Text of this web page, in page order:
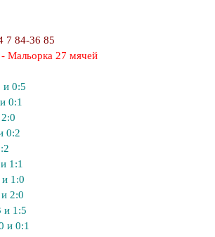
7 84-36 85
Мальорка 27 мячей
и 0:5
0:1
0:2
1:1
1:0
2:0
и 1:5
и 0:1